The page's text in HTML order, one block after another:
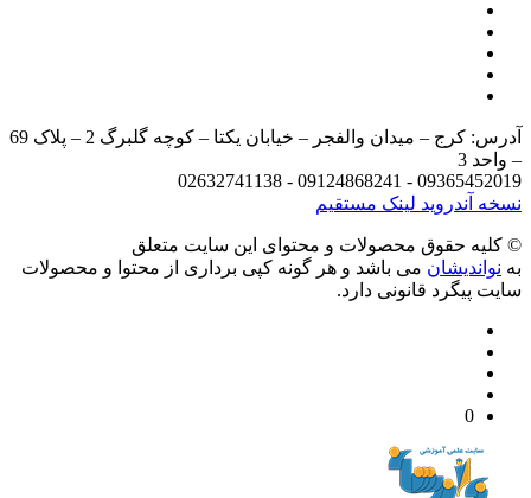
آدرس: کرج – میدان والفجر – خیابان یکتا – کوچه گلبرگ 2 – پلاک 69
3
09365452019 - 09124868241 -
آندرویدلینک مستقیم
حقوق محصولات و محتوای اين سایت متعلق
می باشد و هر گونه کپی برداری از محتوا و محصولات
پیگرد قانونی دارد.